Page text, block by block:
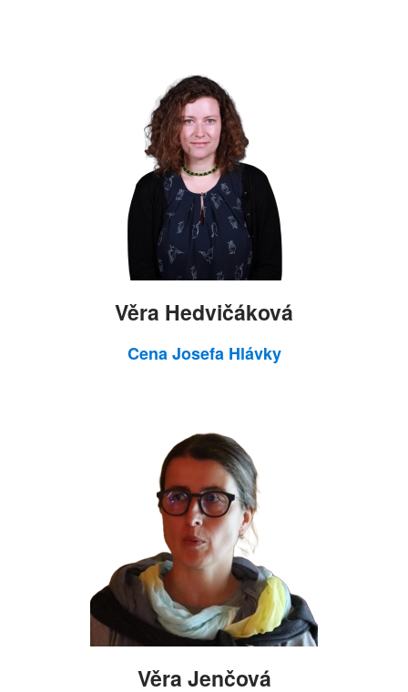
Věra Hedvičáková
Cena Josefa Hlávky
Věra Jenčová